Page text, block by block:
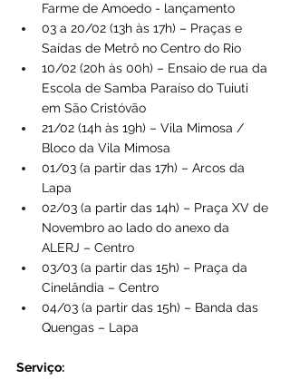
Farme de Amoedo - lançamento
03 a 20/02 (13h às 17h) – Praças e
Saídas de Metrô no Centro do Rio
10/02 (20h às 00h) – Ensaio de rua da
Escola de Samba Paraíso do Tuiuti
em São Cristóvão
21/02 (14h às 19h) – Vila Mimosa /
Bloco da Vila Mimosa
01/03 (a partir das 17h) – Arcos da
Lapa
02/03 (a partir das 14h) – Praça XV de
Novembro ao lado do anexo da
ALERJ – Centro
03/03 (a partir das 15h) – Praça da
Cinelândia – Centro
04/03 (a partir das 15h) – Banda das
Quengas – Lapa
Serviço: